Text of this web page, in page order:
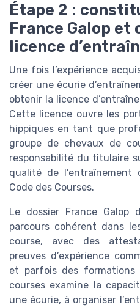
Étape 2 :
France Galop et
licence
Une fois l’expérience
créer une écurie
obtenir la licence
Cette licence ouvre les
hippiques en tant que
groupe de chevaux de
responsabilité du titulaire
qualité de
Code des Courses.
Le dossier France Galop
parcours cohérent dans
course, avec des
preuves d’expérience
et parfois des formations
courses examine la
une écurie, à organiser